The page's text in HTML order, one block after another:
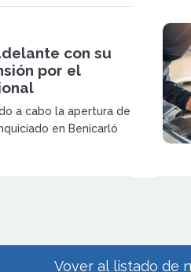
reparación de coches.
con su
por el
a cabo la apertura de
en Benicarló
Vover al listado de